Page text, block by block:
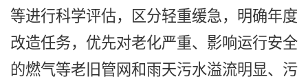
等进行科学评估，区分轻重缓急，明确年度
改造任务，优先对老化严重、影响运行安全
的燃气等老旧管网和雨天污水溢流明显、污